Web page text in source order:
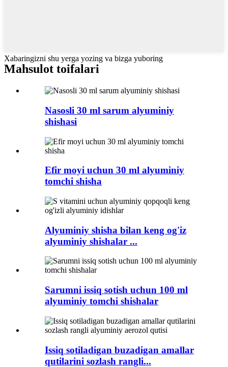
Xabaringizni shu yerga yozing va bizga yuboring
Mahsulot toifalari
Nasosli 30 ml sarum alyuminiy
shishasi
Efir moyi uchun 30 ml alyuminiy
tomchi shisha
Alyuminiy shisha bilan keng og'iz
alyuminiy shishalar ...
Sarumni issiq sotish uchun 100 ml
alyuminiy tomchi shishalar
Issiq sotiladigan buzadigan amallar
qutilarini sozlash rangli...